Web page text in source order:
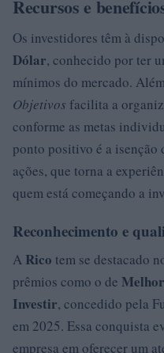
Recursos e
Os investidores têm à
Dólar, conhecido por ter
mínimos do mercado.
Objetivos facilita a
conforme as metas
ponto positivo é a isenção
ações, que torna a
quem está começando a
Reconhecimento e
A Rico tem se destacado
prêmios como o de
Investir, concedido pela
em 2025. Essa conquista
empresa em oferecer um